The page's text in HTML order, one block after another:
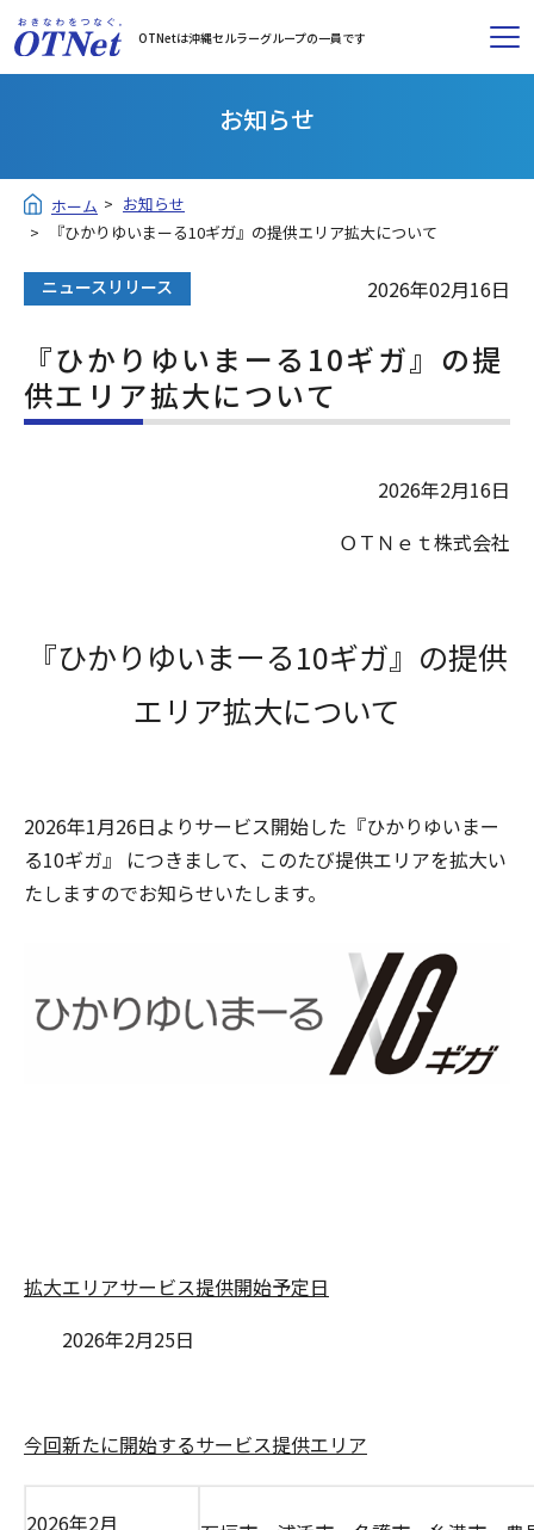
OTNetは沖縄セルラーグループの一員です
お知らせ
ホーム
お知らせ
『ひかりゆいまーる10ギガ』の提供エリア拡大について
ニュースリリース 2026年02月16日
『ひかりゆいまーる10ギガ』の提
供エリア拡大について
2026年2月16日
ＯＴＮｅｔ株式会社
『ひかりゆいまーる10ギガ』の提供
エリア拡大について
2026年1月26日よりサービス開始した『ひかりゆいまー
る10ギガ』
につきまして、このたび提供エリアを拡大い
たしますのでお知らせいたします。
拡大エリアサービス提供開始予定日
2026年2月25日
今回新たに開始するサービス提供エリア
2026年2月